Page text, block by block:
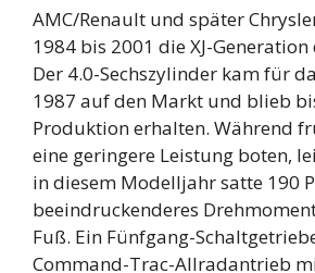
AMC/Renault und später
1984 bis 2001 die XJ-Generation
Der 4.0-Sechszylinder kam für
1987 auf den Markt und blieb
Produktion erhalten. Während
eine geringere Leistung boten,
in diesem Modelljahr satte 190
beeindruckenderes
Fuß. Ein Fünfgang-
Command-Trac-Allradantrieb